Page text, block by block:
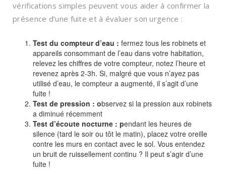
vérifications simples peuvent vous aider à confirmer la
présence d’une fuite et à évaluer son urgence :
Test du compteur d’eau : fermez tous les robinets et
appareils consommant de l’eau dans votre habitation,
relevez les chiffres de votre compteur, notez l’heure et
revenez après 2-3h. Si, malgré que vous n’ayez pas
utilisé d’eau, le compteur a augmenté, il s’agit d’une
fuite !
Test de pression : observez si la pression aux robinets
a diminué récemment
Test d’écoute nocturne : pendant les heures de
silence (tard le soir ou tôt le matin), placez votre oreille
contre les murs en contact avec le sol. Vous entendez
un bruit de ruissellement continu ? Il peut s’agir d’une
fuite !